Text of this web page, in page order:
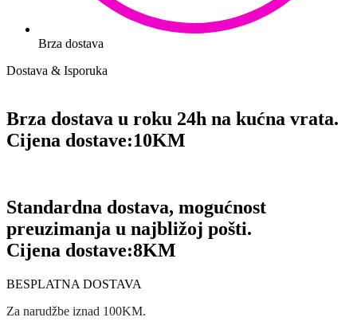
Brza dostava
Dostava & Isporuka
Brza dostava u roku 24h na kućna vrata.
Cijena dostave:10KM
Standardna dostava, mogućnost
preuzimanja u najbližoj pošti.
Cijena dostave:8KM
BESPLATNA DOSTAVA
Za narudžbe iznad 100KM.